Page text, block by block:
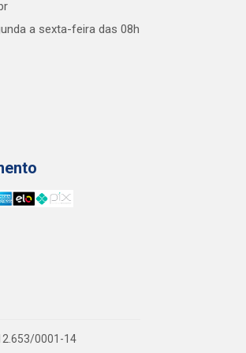
a sexta-feira das 08h
0001-14